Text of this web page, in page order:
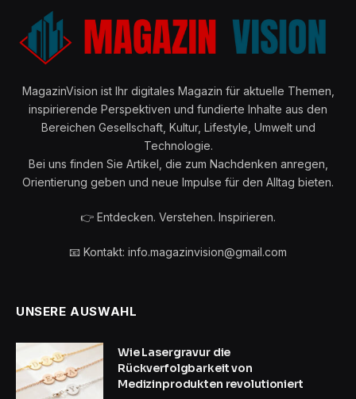
MagazinVision ist Ihr digitales Magazin für aktuelle Themen,
inspirierende Perspektiven und fundierte Inhalte aus den
Bereichen Gesellschaft, Kultur, Lifestyle, Umwelt und
Technologie.
Bei uns finden Sie Artikel, die zum Nachdenken anregen,
Orientierung geben und neue Impulse für den Alltag bieten.
👉 Entdecken. Verstehen. Inspirieren.
📧 Kontakt: info.magazinvision@gmail.com
UNSERE AUSWAHL
Wie Lasergravur die
Rückverfolgbarkeit von
Medizinprodukten revolutioniert